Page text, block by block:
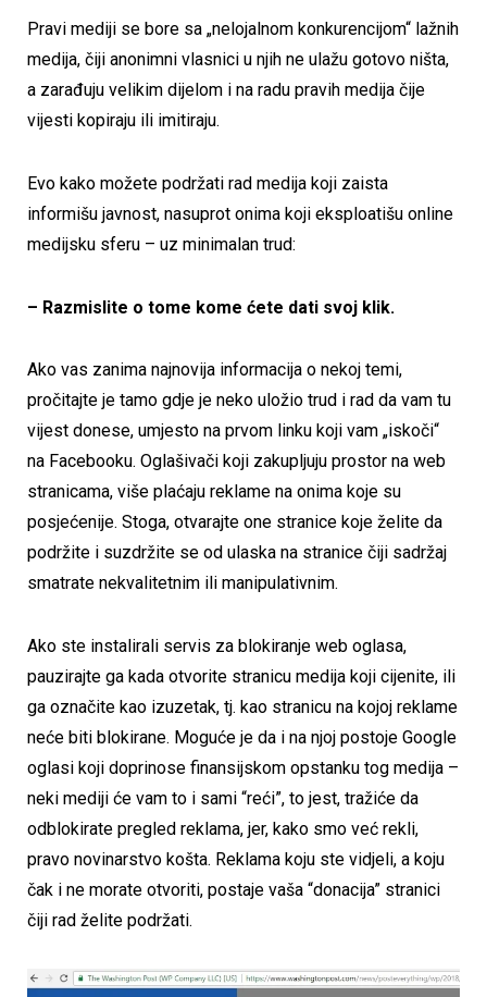
Pravi mediji se bore sa „nelojalnom konkurencijom“ lažnih
medija, čiji anonimni vlasnici u njih ne ulažu gotovo ništa,
a zarađuju velikim dijelom i na radu pravih medija čije
vijesti kopiraju ili imitiraju.
Evo kako možete podržati rad medija koji zaista
informišu javnost, nasuprot onima koji eksploatišu online
medijsku sferu – uz minimalan trud:
– Razmislite o tome kome ćete dati svoj klik.
Ako vas zanima najnovija informacija o nekoj temi,
pročitajte je tamo gdje je neko uložio trud i rad da vam tu
vijest donese, umjesto na prvom linku koji vam „iskoči“
na Facebooku. Oglašivači koji zakupljuju prostor na web
stranicama, više plaćaju reklame na onima koje su
posjećenije. Stoga, otvarajte one stranice koje želite da
podržite i suzdržite se od ulaska na stranice čiji sadržaj
smatrate nekvalitetnim ili manipulativnim.
Ako ste instalirali servis za blokiranje web oglasa,
pauzirajte ga kada otvorite stranicu medija koji cijenite, ili
ga označite kao izuzetak, tj. kao stranicu na kojoj reklame
neće biti blokirane. Moguće je da i na njoj postoje Google
oglasi koji doprinose finansijskom opstanku tog medija –
neki mediji će vam to i sami “reći”, to jest, tražiće da
odblokirate pregled reklama, jer, kako smo već rekli,
pravo novinarstvo košta. Reklama koju ste vidjeli, a koju
čak i ne morate otvoriti, postaje vaša “donacija” stranici
čiji rad želite podržati.